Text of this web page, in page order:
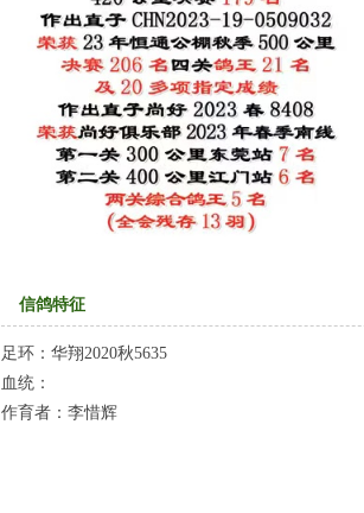
信鸽特征
足环： 华翔2020秋5635
血统：
作育者： 李惜辉